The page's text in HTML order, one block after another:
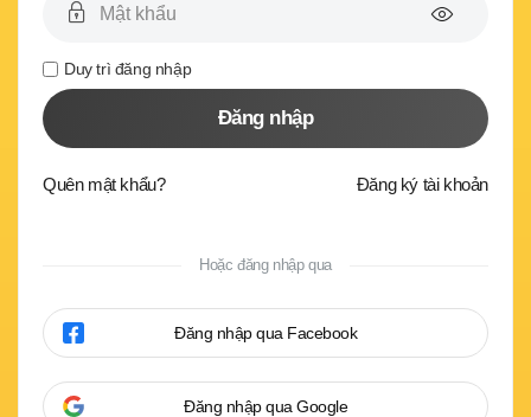
Duy trì đăng nhập
Đăng nhập
Quên mật khẩu? Đăng ký tài khoản
Hoặc đăng nhập qua
Đăng nhập qua Facebook
Đăng nhập qua Google